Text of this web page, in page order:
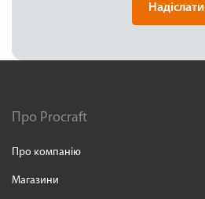
Надіслати
Про Procraft
Про компанію
Магазини